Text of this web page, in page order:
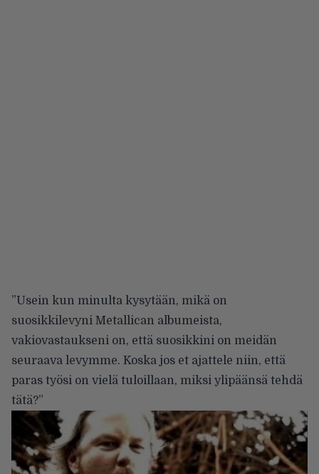
”Usein kun minulta kysytään, mikä on
suosikkilevyni Metallican albumeista,
vakiovastaukseni on, että suosikkini on meidän
seuraava levymme. Koska jos et ajattele niin, että
paras työsi on vielä tuloillaan, miksi ylipäänsä tehdä
tätä?”